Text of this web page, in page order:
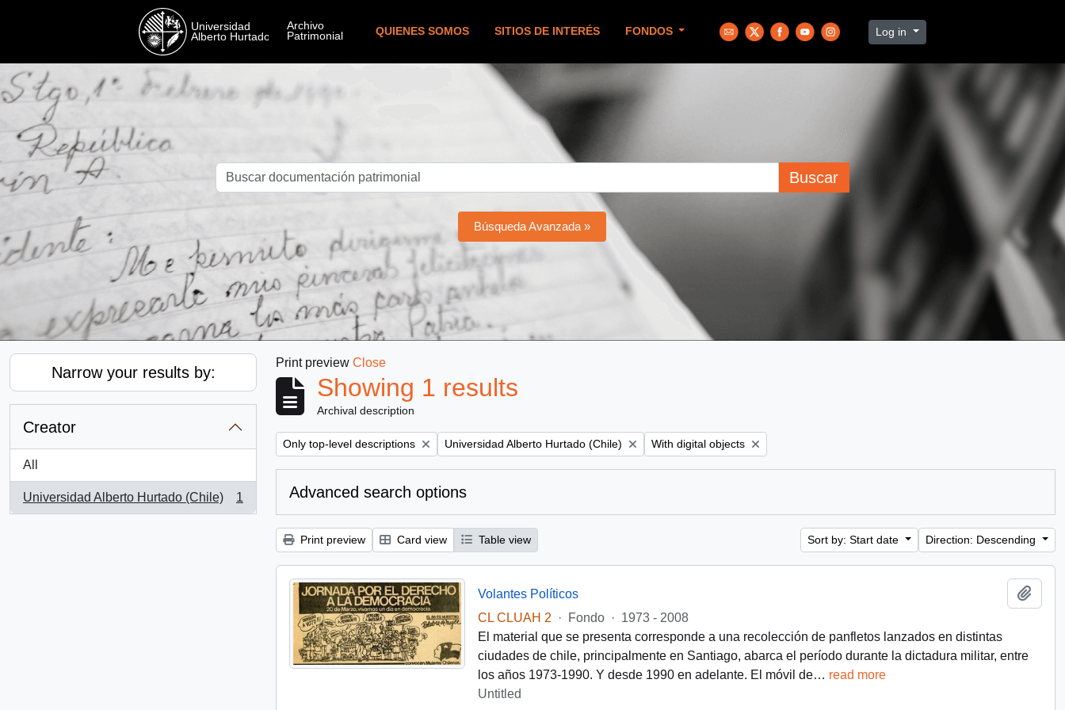
QUIENES SOMOS SITIOS DE INTERÉS FONDOS Log in
Buscar
Búsqueda Avanzada »
Narrow your results by:
Creator
All
Universidad Alberto Hurtado (Chile)
, 1 results
1
Print preview Close
Showing 1 results
Archival description
Remove filter:
Only top-level descriptions Remove filter:
Universidad Alberto Hurtado (Chile) Remove filter:
With digital objects
Advanced search options
Print preview Card view Table view Sort by: Start date Direction: Descending
Volantes Políticos
CL CLUAH 2
· Fondo · 1973 - 2008
El material que se presenta corresponde a una recolección de panfletos lanzados en distintas
ciudades de chile, principalmente en Santiago, abarca el período durante la dictadura militar, entre
los años 1973-1990. Y desde 1990 en adelante. El móvil de… read more
Untitled